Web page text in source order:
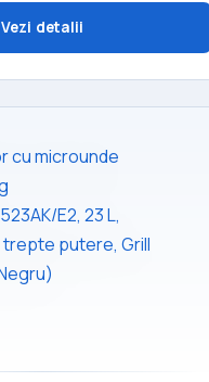
Vezi detalii